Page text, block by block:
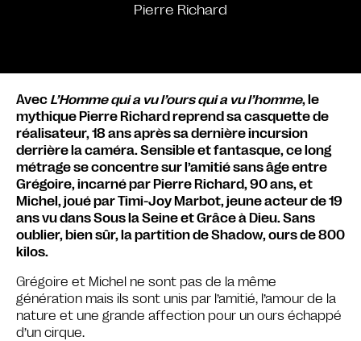
Pierre Richard
Avec L’Homme qui a vu l’ours qui a vu l’homme, le
mythique Pierre Richard reprend sa casquette de
réalisateur, 18 ans après sa dernière incursion
derrière la caméra. Sensible et fantasque, ce long
métrage se concentre sur l’amitié sans âge entre
Grégoire, incarné par Pierre Richard, 90 ans, et
Michel, joué par Timi-Joy Marbot, jeune acteur de 19
ans vu dans Sous la Seine et Grâce à Dieu. Sans
oublier, bien sûr, la partition de Shadow, ours de 800
kilos.
Grégoire et Michel ne sont pas de la même
génération mais ils sont unis par l’amitié, l’amour de la
nature et une grande affection pour un ours échappé
d’un cirque.